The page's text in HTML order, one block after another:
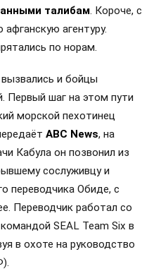
талибам. Короче, с
агентуру.
по норам.
и бойцы
Первый шаг на этом пути
морской пехотинец
ABC News, на
Кабула он позвонил из
сослуживцу и
переводчика Обиде, с
Переводчик работал со
SEAL Team Six в
в охоте на руководство